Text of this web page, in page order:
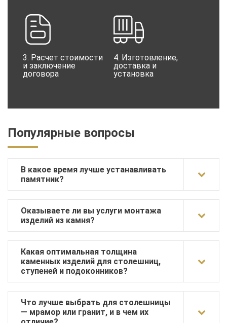
3. Расчет стоимости
и заключение
договора
4. Изготовление,
доставка и
установка
Популярные вопросы
В какое время лучше устанавливать
памятник?
Оказываете ли вы услуги монтажа
изделий из камня?
Какая оптимальная толщина
каменных изделий для столешниц,
ступеней и подоконников?
Что лучше выбрать для столешницы
— мрамор или гранит, и в чем их